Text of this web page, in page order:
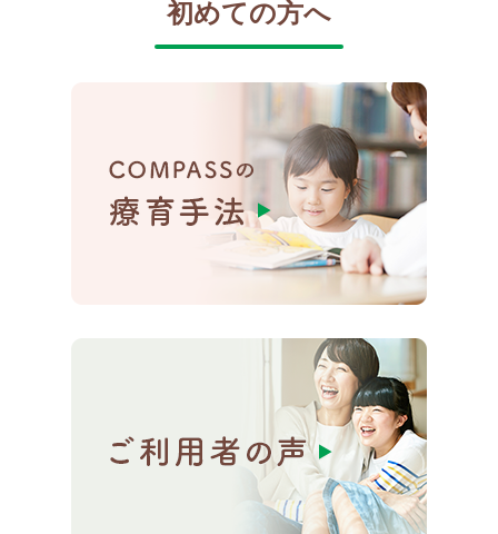
初めての方へ